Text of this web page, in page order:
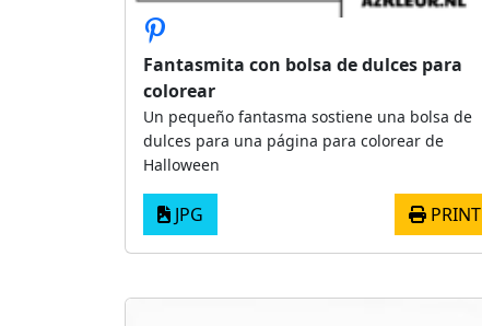
Fantasmita con bolsa de dulces para
colorear
Un pequeño fantasma sostiene una bolsa de
dulces para una página para colorear de
Halloween
JPG PRINT